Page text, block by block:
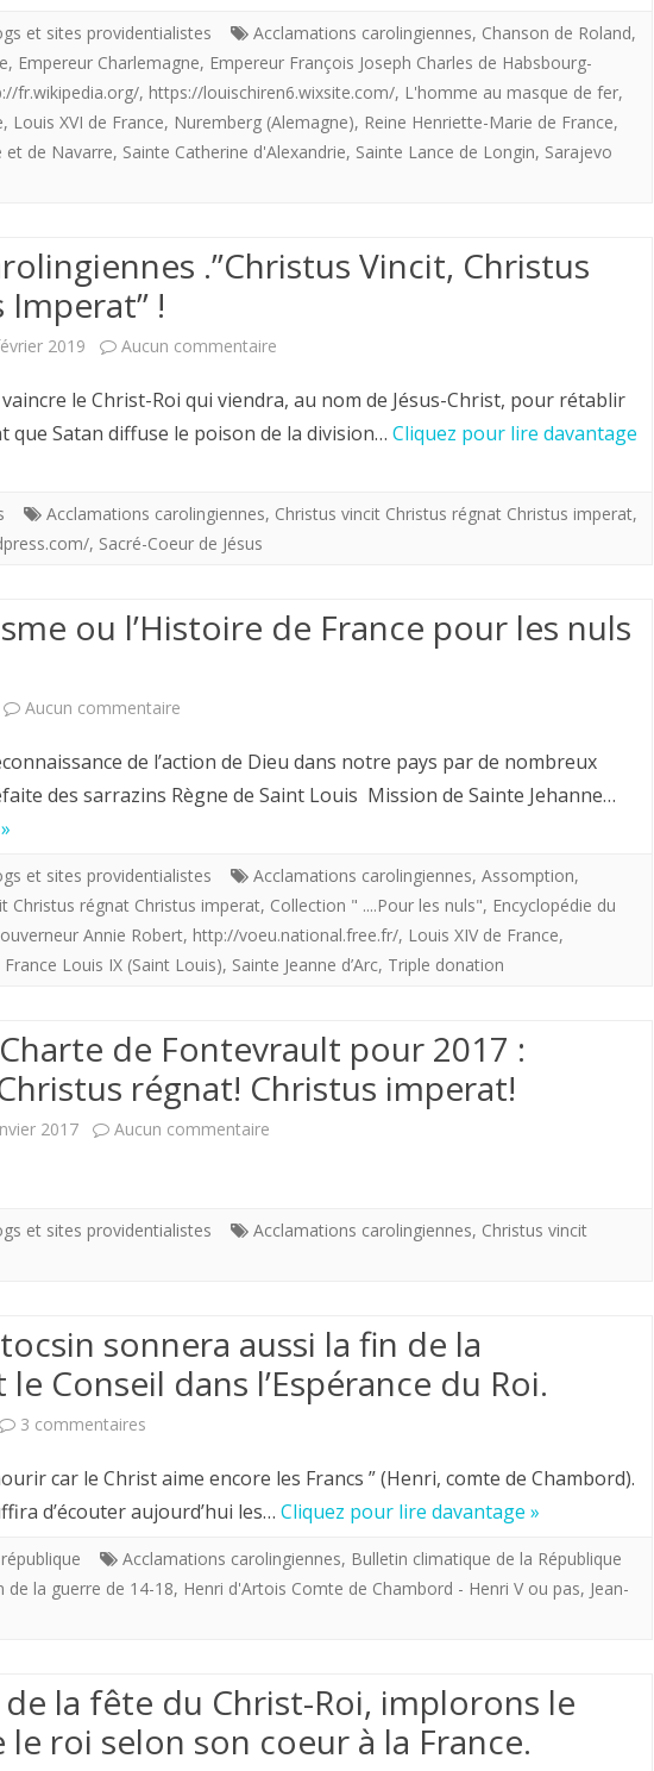
imagier
de
“flotte
aux
carolingiennes
!”
et sites providentialistes Acclamations carolingiennes, Chanson de Roland,
, Empereur Charlemagne, Empereur François Joseph Charles de Habsbourg-
fr.wikipedia.org/, https://louischiren6.wixsite.com/, L'homme au masque de fer,
, Louis XVI de France, Nuremberg (Alemagne), Reine Henriette-Marie de France,
et de Navarre, Sainte Catherine d'Alexandrie, Sainte Lance de Longin, Sarajevo
.”Christus Vincit, Christus
Imperat” !
2019 Aucun commentaire
carolingiennes
Vincit,
Christus
le Christ-Roi qui viendra, au nom de Jésus-Christ, pour rétablir
que Satan diffuse le poison de la division… Cliquez pour lire davantage
Acclamations carolingiennes, Christus vincit Christus régnat Christus imperat,
, Sacré-Coeur de Jésus
ou l’Histoire de France pour les nuls
Aucun commentaire
Providentialisme
l’Histoire
de
France
les
nuls
(1)
de l’action de Dieu dans notre pays par de nombreux
des sarrazins Règne de Saint Louis Mission de Sainte Jehanne…
et sites providentialistes Acclamations carolingiennes, Assomption,
Christus régnat Christus imperat, Collection " ....Pour les nuls", Encyclopédie du
Annie Robert, http://voeu.national.free.fr/, Louis XIV de France,
France Louis IX (Saint Louis), Sainte Jeanne d’Arc, Triple donation
de Fontevrault pour 2017 :
régnat! Christus imperat!
2017 Aucun commentaire
Charte
de
2017
Christus
Christus
régnat!
et sites providentialistes Acclamations carolingiennes, Christus vincit
sonnera aussi la fin de la
Conseil dans l’Espérance du Roi.
3 commentaires
soir
à
16H
sonnera
aussi
car le Christ aime encore les Francs ” (Henri, comte de Chambord).
d’écouter aujourd’hui les… Cliquez pour lire davantage »
Acclamations carolingiennes, Bulletin climatique de la République
la guerre de 14-18, Henri d'Artois Comte de Chambord - Henri V ou pas, Jean-
la fête du Christ-Roi, implorons le
roi selon son coeur à la France.